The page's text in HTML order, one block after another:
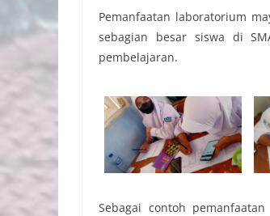
Pemanfaatan laboratorium
sebagian besar siswa di
pembelajaran.
Sebagai contoh